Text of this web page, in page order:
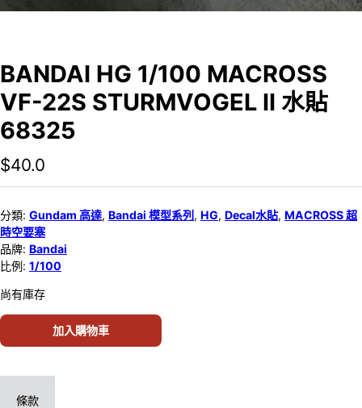
BANDAI HG 1/100 MACROSS
VF-22S STURMVOGEL II 水貼
68325
$40.0
分類: Gundam 高達, Bandai 模型系列 , HG, Decal水貼, MACROSS 超
時空要塞
品牌: Bandai
比例: 1/100
尚有庫存
加入購物車
條款